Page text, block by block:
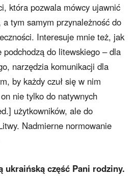
która pozwala mówcy ujawnić
tym samym przynależność do
Interesuje mnie też, jak
podchodzą do litewskiego – dla
narzędzia komunikacji dla
by każdy czuł się w nim
nie tylko do natywnych
użytkowników, ale do
Nadmierne normowanie
ukraińską część Pani rodziny.